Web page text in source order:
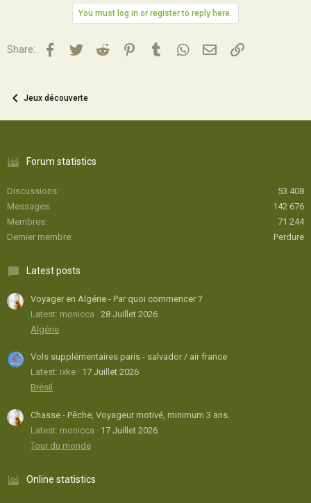
You must log in or register to reply here.
Share: Facebook
TwitterReddit PinterestTumblrWhatsApp
Email Lien
Jeux découverte
Forum statistics
Discussions
53 408
Messages
142 676
Membres
71 244
Dernier membre
Perdure
Latest posts
Voyager en Algérie - Par quoi commencer ?
Latest: monicca
28 Juillet 2026
Algérie
Vols supplémentaires paris - salvador / air france
Latest: ixke
17 Juillet 2026
Brésil
Chasse - Pêche, Voyageur motivé, minimum 3 ans.
Latest: monicca
17 Juillet 2026
Tour du monde
Online statistics